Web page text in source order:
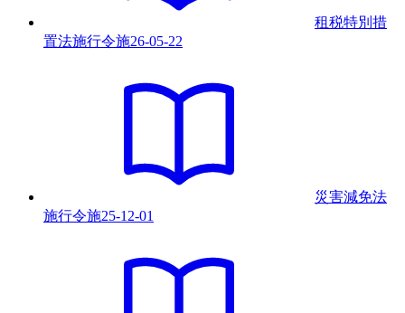
租税特別措
置法施行令施26-05-22
災害減免法
施行令施25-12-01